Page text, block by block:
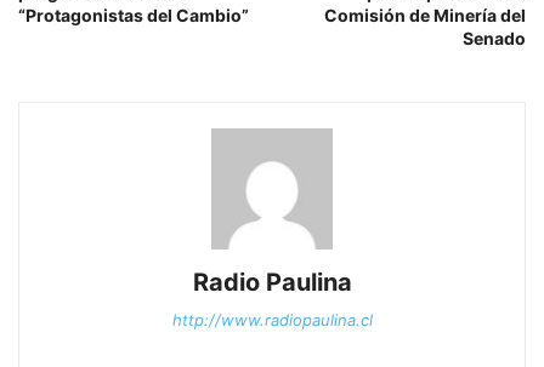
“Protagonistas del Cambio”
Comisión de Minería del
Senado
Radio Paulina
http://www.radiopaulina.cl